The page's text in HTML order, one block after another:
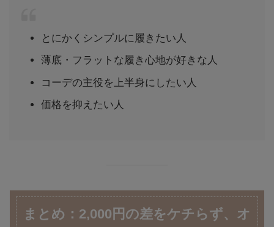
とにかくシンプルに履きたい人
薄底・フラットな履き心地が好きな人
コーデの主役を上半身にしたい人
価格を抑えたい人
まとめ：2,000円の差をケチらず、オ